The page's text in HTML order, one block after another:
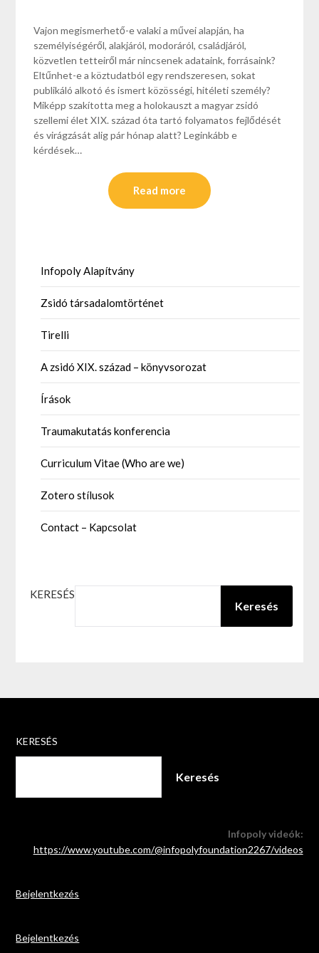
Vajon megismerhető-e valaki a művei alapján, ha
személyiségéről, alakjáról, modoráról, családjáról,
közvetlen tetteiről már nincsenek adataink, forrásaink?
Eltűnhet-e a köztudatból egy rendszeresen, sokat
publikáló alkotó és ismert közösségi, hitéleti személy?
Miképp szakította meg a holokauszt a magyar zsidó
szellemi élet XIX. század óta tartó folyamatos fejlődését
és virágzását alig pár hónap alatt? Leginkább e
kérdések…
Read more
Infopoly Alapítvány
Zsidó társadalomtörténet
Tirelli
A zsidó XIX. század – könyvsorozat
Írások
Traumakutatás konferencia
Curriculum Vitae (Who are we)
Zotero stílusok
Contact – Kapcsolat
KERESÉS
Keresés
KERESÉS
Keresés
Infopoly videók:
https://www.youtube.com/@infopolyfoundation2267/videos
Bejelentkezés
Bejelentkezés